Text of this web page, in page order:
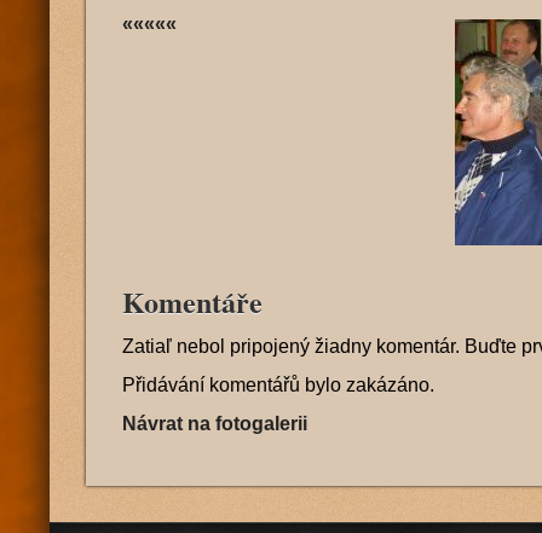
«««««
Komentáře
Zatiaľ nebol pripojený žiadny komentár. Buďte
Přidávání komentářů bylo zakázáno.
Návrat na fotogalerii